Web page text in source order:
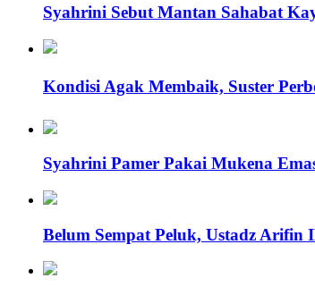
Syahrini Sebut Mantan Sahabat
Kondisi Agak Membaik, Suster
Syahrini Pamer Pakai Mukena
Belum Sempat Peluk, Ustadz